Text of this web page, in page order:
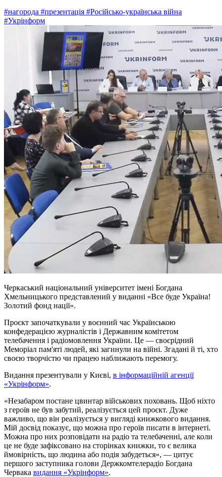
#нагорода #презентація #Російсько-українська війна
#Укрінформ
Черкаський національний університет імені Богдана
Хмельницького представлений у виданні «Все буде Україна!
Золотий фонд нації».
Проєкт започаткували у воєнний час Українською
конфедерацією журналістів і Державним комітетом
телебачення і радіомовлення України. Це — своєрідний
Меморіал пам'яті людей, які загинули на війні. Згадані й ті, хто
своєю творчістю чи працею наближають перемогу.
Видання презентували у Києві, в інформаційній агенції
«Укрінформ».
«Незабаром постане цвинтар військових поховань. Щоб ніхто
з героїв не був забутий, реалізується цей проєкт. Дуже
важливо, що він реалізується у вигляді книжкового видання.
Мій досвід показує, що можна про героїв писати в інтернеті.
Можна про них розповідати на радіо та телебаченні, але коли
це не буде зафіксовано на сторінках книжки, то є велика
ймовірність, що людина або подія забудеться», — цитує
першого заступника голови Держкомтелерадіо Богдана
Червака видання «Укрінформ».